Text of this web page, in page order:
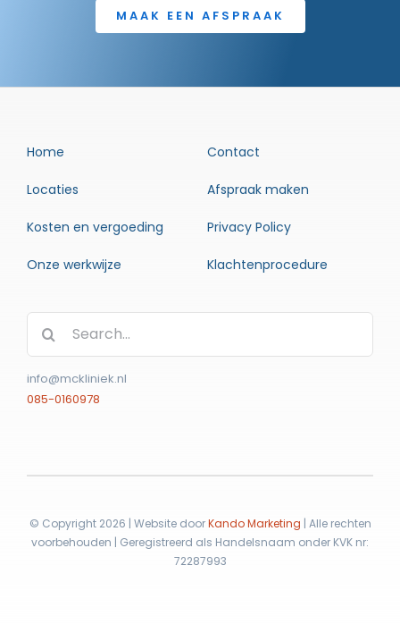
MAAK EEN AFSPRAAK
Home
Locaties
Kosten en vergoeding
Onze werkwijze
Contact
Afspraak maken
Privacy Policy
Klachtenprocedure
Zoeken
naar:
info@mckliniek.nl
085-0160978
© Copyright 2026 | Website doorKando Marketing | Alle rechten
voorbehouden | Geregistreerd als Handelsnaam onder KVK nr:
72287993